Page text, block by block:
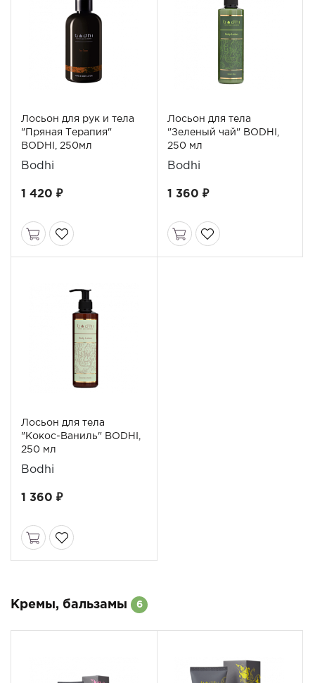
Лосьон для рук и тела
"Пряная Терапия"
BODHI, 250мл
Bodhi
1 420 ₽
Лосьон для тела
"Зеленый чай" BODHI,
250 мл
Bodhi
1 360 ₽
Лосьон для тела
"Кокос-Ваниль" BODHI,
250 мл
Bodhi
1 360 ₽
Кремы, бальзамы 6